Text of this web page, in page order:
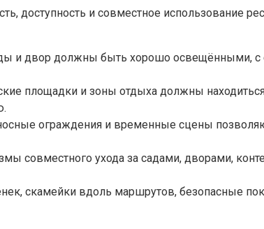
доступность и совместное использование
и двор должны быть хорошо освещёнными,
площадки и зоны отдыха должны
ограждения и временные сцены
совместного ухода за садами, дворами,
скамейки вдоль маршрутов, безопасные